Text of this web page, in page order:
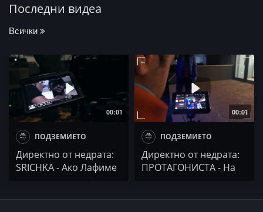
Последни видеа
Всички
00:01
ПОДЗЕМИЕТО
Директно от недрата:
SRICHKA - Ако Лафиме
00:01
ПОДЗЕМИЕТО
Директно от недрата:
ПРОТАГОНИСТА - На